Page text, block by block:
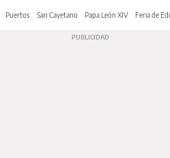
Puertos San Cayetano Papa León XIV Feria de